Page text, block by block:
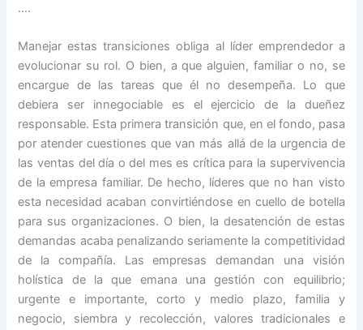
….
Manejar estas transiciones obliga al líder emprendedor a
evolucionar su rol. O bien, a que alguien, familiar o no, se
encargue de las tareas que él no desempeña. Lo que
debiera ser innegociable es el ejercicio de la dueñez
responsable. Esta primera transición que, en el fondo, pasa
por atender cuestiones que van más allá de la urgencia de
las ventas del día o del mes es crítica para la supervivencia
de la empresa familiar. De hecho, líderes que no han visto
esta necesidad acaban convirtiéndose en cuello de botella
para sus organizaciones. O bien, la desatención de estas
demandas acaba penalizando seriamente la competitividad
de la compañía. Las empresas demandan una visión
holística de la que emana una gestión con equilibrio;
urgente e importante, corto y medio plazo, familia y
negocio, siembra y recolección, valores tradicionales e